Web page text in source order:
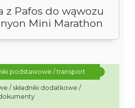
z Pafos do wąwozu
Mini Marathon
podstawowe / transport
/ składniki dodatkowe /